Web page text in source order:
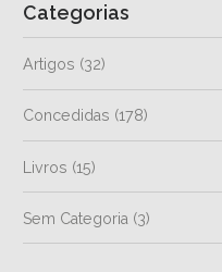
Categorias
Artigos (32)
Concedidas (178)
Livros (15)
Sem Categoria (3)